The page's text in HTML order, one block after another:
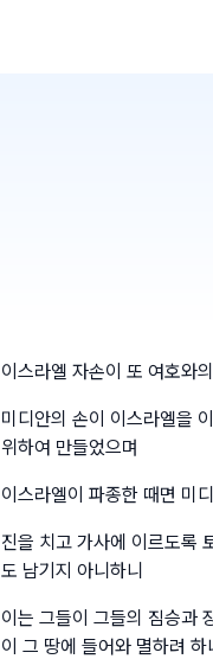
이스라엘 자손이 또 여호와
미디안의 손이 이스라엘을
위하여 만들었으며
이스라엘이 파종한 때면 미
진을 치고 가사에 이르도록
도 남기지 아니하니
이는 그들이 그들의 짐승과
이 그 땅에 들어와 멸하려 하